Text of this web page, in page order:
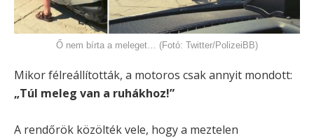
Ő nem bírta a meleget… (Fotó: Twitter/PolizeiBB)
Mikor félreállították, a motoros csak annyit mondott:
„Túl meleg van a ruhákhoz!”
A rendőrök közölték vele, hogy a meztelen